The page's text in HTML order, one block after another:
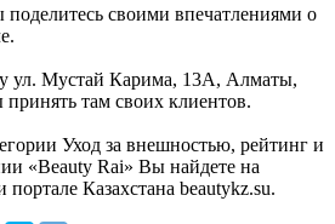
своими впечатлениями о
ул. Мустай Карима, 13А, Алматы,
принять там своих клиентов.
Уход за внешностью, рейтинг и
«Beauty Rai» Вы найдете на
Казахстана beautykz.su.